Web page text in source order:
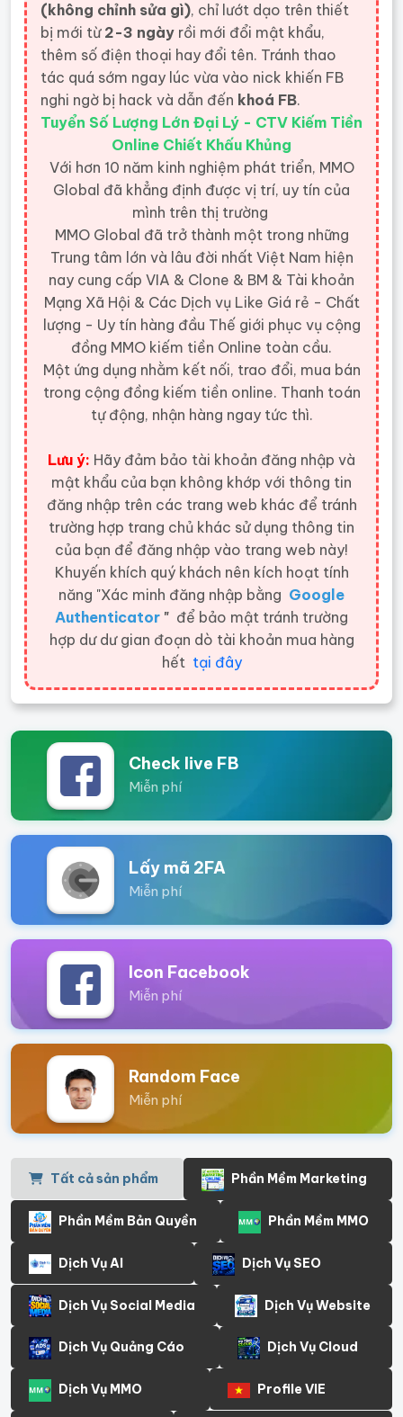
(không chỉnh sửa gì), chỉ lướt dạo trên thiết
bị mới từ 2-3 ngày rồi mới đổi mật khẩu,
thêm số điện thoại hay đổi tên. Tránh thao
tác quá sớm ngay lúc vừa vào nick khiến FB
nghi ngờ bị hack và dẫn đến khoá FB.
Tuyển Số Lượng Lớn Đại Lý - CTV Kiếm Tiền
Online Chiết Khấu Khủng
Với hơn 10 năm kinh nghiệm phát triển, MMO
Global đã khẳng định được vị trí, uy tín của
mình trên thị trường
MMO Global đã trở thành một trong những
Trung tâm lớn và lâu đời nhất Việt Nam hiện
nay cung cấp VIA & Clone & BM & Tài khoản
Mạng Xã Hội & Các Dịch vụ Like Giá rẻ - Chất
lượng - Uy tín hàng đầu Thế giới phục vụ cộng
đồng MMO kiếm tiền Online toàn cầu.
Một ứng dụng nhằm kết nối, trao đổi, mua bán
trong cộng đồng kiếm tiền online. Thanh toán
tự động, nhận hàng ngay tức thì.
Lưu ý: Hãy đảm bảo tài khoản đăng nhập và
mật khẩu của bạn không khớp với thông tin
đăng nhập trên các trang web khác để tránh
trường hợp trang chủ khác sử dụng thông tin
của bạn để đăng nhập vào trang web này!
Khuyến khích quý khách nên kích hoạt tính
năng "Xác minh đăng nhập bằng Google
Authenticator " để bảo mật tránh trường
hợp dư dư gian đoạn dò tài khoản mua hàng
hết tại đây
Check live FB
Miễn phí
Lấy mã 2FA
Miễn phí
Icon Facebook
Miễn phí
Random Face
Miễn phí
Tất cả sản phẩm Phần Mềm Marketing
Phần Mềm Bản Quyền Phần Mềm MMO
Dịch Vụ AI Dịch Vụ SEO
Dịch Vụ Social Media Dịch Vụ Website
Dịch Vụ Quảng Cáo Dịch Vụ Cloud
Dịch Vụ MMO Profile VIE